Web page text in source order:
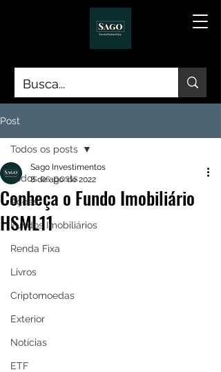
Post
Todos os posts
Ações
Fundos Imobiliários
Renda Fixa
Livros
Criptomoedas
Exterior
Notícias
ETF
Todos os posts
Conheça o Fundo Imobiliário
HSML11
Sago Investimentos
8 de ago. de 2022